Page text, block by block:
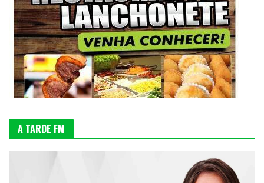
A TARDE FM